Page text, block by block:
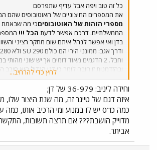
כל זה טוב ויפה אבל עדיף שתפרסם
את המספרים החיצוניים של האוטובוסים שהם
מספרי הזהות של האוטובוסיםכי מה שבאמת
הממשלתיים. דרכם אפשר לדעת הכל !!!
בדן ואי אפשר לנהל איתם שום מחקר רציני
וחבל. 2 הדגמים מאוד דומים אך יש שוני
ובהזדמנות זו חובה לומר כי דני הגדול הוא חובב
ביותר בארץ. הוא גאון לענייני אוטובוסים וחבל
מדינת ישראל.
לחץ כדי להרחיב...
וחידה ליניב: 36-979 של דן;
איזה דגם של טייגר זה, מה שנת היצור שלו,
כמה כו"ס יש לו במנוע ומי הרכיב אותו, כמה
מדוייק הושבת??? אם תרצה תשובות,
אביתר.